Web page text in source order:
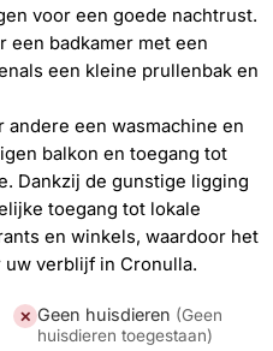
voor een goede nachtrust.
een badkamer met een
een kleine prullenbak en
een wasmachine en
balkon en toegang tot
Dankzij de gunstige ligging
toegang tot lokale
en winkels, waardoor het
verblijf in Cronulla.
✕ Geen huisdieren (Geen
huisdieren toegestaan)